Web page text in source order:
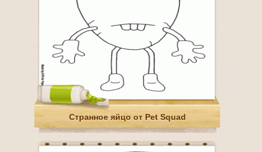
Странное яйцо от Pet Squad